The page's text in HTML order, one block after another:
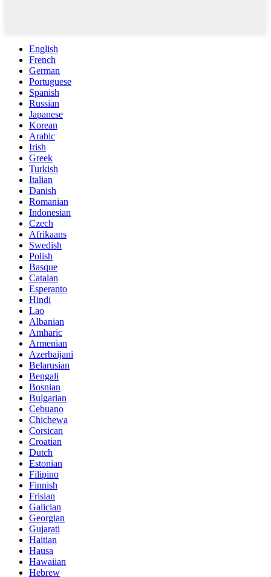
English
French
German
Portuguese
Spanish
Russian
Japanese
Korean
Arabic
Irish
Greek
Turkish
Italian
Danish
Romanian
Indonesian
Czech
Afrikaans
Swedish
Polish
Basque
Catalan
Esperanto
Hindi
Lao
Albanian
Amharic
Armenian
Azerbaijani
Belarusian
Bengali
Bosnian
Bulgarian
Cebuano
Chichewa
Corsican
Croatian
Dutch
Estonian
Filipino
Finnish
Frisian
Galician
Georgian
Gujarati
Haitian
Hausa
Hawaiian
Hebrew